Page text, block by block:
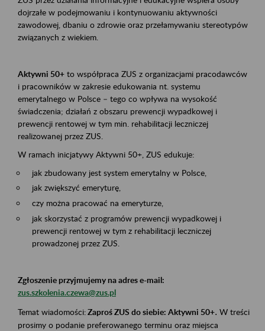
dojrzałe w podejmowaniu i kontynuowaniu aktywności
zawodowej, dbaniu o zdrowie oraz przełamywaniu stereotypów
związanych z wiekiem.
Aktywni 50+ to współpraca ZUS z organizacjami pracodawców
i pracowników w zakresie edukowania nt. systemu
emerytalnego w Polsce – tego co wpływa na wysokość
świadczenia; działań z obszaru prewencji wypadkowej i
prewencji rentowej w tym min. rehabilitacji leczniczej
realizowanej przez ZUS.
W ramach inicjatywy Aktywni 50+, ZUS edukuje:
jak zbudowany jest system emerytalny w Polsce,
jak zwiększyć emeryturę,
czy można pracować na emeryturze,
jak skorzystać z programów prewencji wypadkowej i
prewencji rentowej w tym z rehabilitacji leczniczej
prowadzonej przez ZUS.
Zgłoszenie przyjmujemy na adres e-mail:
zus.szkolenia.czewa@zus.pl
Temat wiadomości:Zaproś ZUS do siebie: Aktywni 50+. W treści
prosimy o podanie preferowanego terminu oraz miejsca